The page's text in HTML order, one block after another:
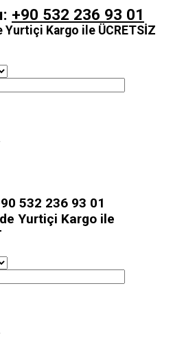
+90 532 236 93 01
Kargo ile ÜCRETSİZ
532 236 93 01
Yurtiçi Kargo ile